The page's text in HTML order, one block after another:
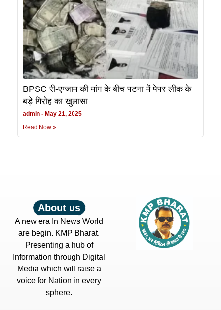
BPSC री-एग्जाम की मांग के बीच पटना में पेपर लीक के
बड़े गिरोह का खुलासा
admin
May 21, 2025
Read Now »
About us
A new era In News World
are begin. KMP Bharat.
Presenting a hub of
Information through Digital
Media which will raise a
voice for Nation in every
sphere.